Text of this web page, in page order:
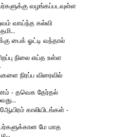
வழங்கப்படவுள்ள
வாய்ந்த கல்வி
பைக் ஓட்டி வந்தால்
நிலை எய்த உள்ள
நிரப்ப விரைவில்
- தவெக தேர்தல்
காலியிடங்கள் -
மே மாத